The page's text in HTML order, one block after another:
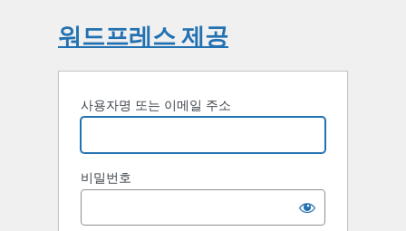
워드프레스 제공
사용자명 또는 이메일 주소
비밀번호